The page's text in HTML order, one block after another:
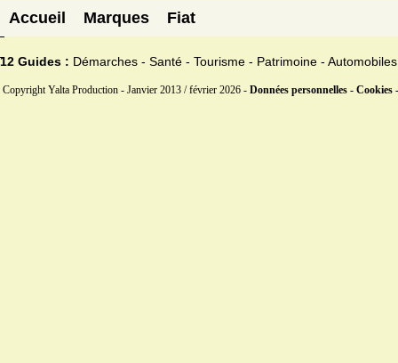
Accueil Marques Fiat
12 Guides : Démarches - Santé - Tourisme - Patrimoine - Automobiles
Copyright Yalta Production - Janvier 2013 / février 2026 - Données personnelles - Cookies